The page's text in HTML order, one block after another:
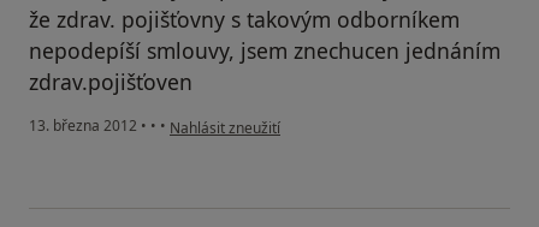
že zdrav. pojišťovny s takovým odborníkem
nepodepíší smlouvy, jsem znechucen jednáním
zdrav.pojišťoven
13. března 2012 • • • podle názoru uživatele pacient
Nahlásit zneužití